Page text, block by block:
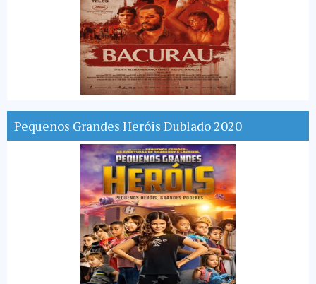
Pequenos Grandes Heróis Dublado 2020